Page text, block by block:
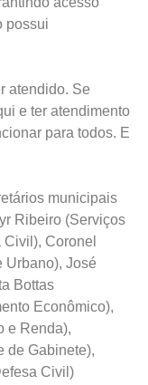
possui
atendido. Se
e ter atendimento
para todos. E
municipais
Ribeiro (Serviços
Coronel
Urbano), José
Bottas
Econômico),
e Renda),
de Gabinete),
Civil)